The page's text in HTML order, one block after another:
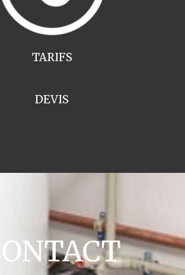
TARIFS
DEVIS
CONTACT